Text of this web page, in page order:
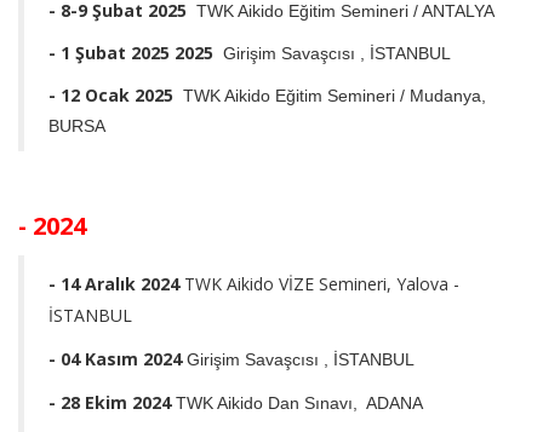
- 8-9 Şubat 2025 TWK Aikido Eğitim Semineri / ANTALYA
- 1 Şubat 2025 2025 Girişim Savaşcısı , İSTANBUL
- 12 Ocak 2025 TWK Aikido Eğitim Semineri / Mudanya,
BURSA
- 2024
- 14 Aralık 2024 TWK Aikido VİZE Semineri, Yalova -
İSTANBUL
- 04 Kasım 2024Girişim Savaşcısı , İSTANBUL
- 28 Ekim 2024TWK Aikido Dan Sınavı, ADANA